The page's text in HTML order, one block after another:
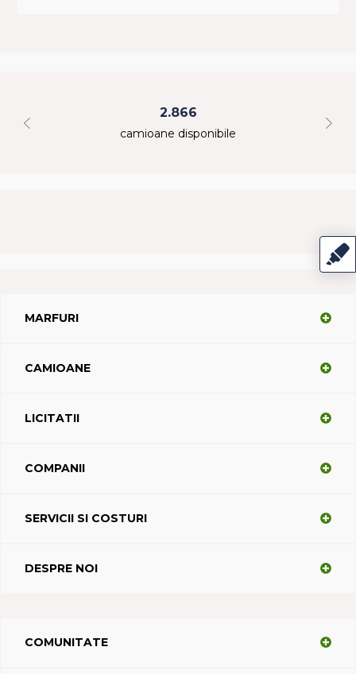
2.866
camioane disponibile
MARFURI
CAMIOANE
LICITATII
COMPANII
SERVICII SI COSTURI
DESPRE NOI
COMUNITATE